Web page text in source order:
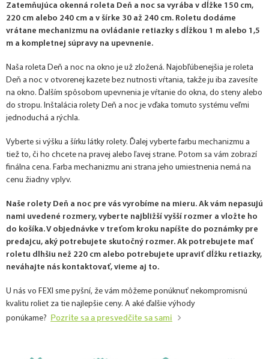
Zatemňujúca okenná roleta Deň a noc sa vyrába v dĺžke 150 cm,
220 cm alebo 240 cm a v šírke 30 až 240 cm. Roletu dodáme
vrátane mechanizmu na ovládanie retiazky s dĺžkou 1 m alebo 1,5
m a kompletnej súpravy na upevnenie.
Naša roleta Deň a noc na okno je už zložená. Najobľúbenejšia je roleta
Deň a noc v otvorenej kazete bez nutnosti vŕtania, takže ju iba zavesíte
na okno. Ďalším spôsobom upevnenia je vŕtanie do okna, do steny alebo
do stropu. Inštalácia rolety Deň a noc je vďaka tomuto systému veľmi
jednoduchá a rýchla.
Vyberte si výšku a šírku látky rolety. Ďalej vyberte farbu mechanizmu a
tiež to, či ho chcete na pravej alebo ľavej strane. Potom sa vám zobrazí
finálna cena. Farba mechanizmu ani strana jeho umiestnenia nemá na
cenu žiadny vplyv.
Naše rolety Deň a noc pre vás vyrobíme na mieru. Ak vám nepasujú
nami uvedené rozmery, vyberte najbližší vyšší rozmer a vložte ho
do košíka. V objednávke v treťom kroku napíšte do poznámky pre
predajcu, aký potrebujete skutočný rozmer. Ak potrebujete mať
roletu dlhšiu než 220 cm alebo potrebujete upraviť dĺžku retiazky,
neváhajte nás kontaktovať, vieme aj to.
U nás vo FEXI sme pyšní, že vám môžeme ponúknuť nekompromisnú
kvalitu roliet za tie najlepšie ceny. A aké ďalšie výhody
ponúkame? Pozrite sa a presvedčite sa sami